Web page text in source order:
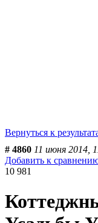
Вернуться к
# 4860 11 июня 2014,
Добавить к
10 981